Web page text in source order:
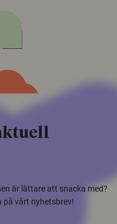
är lättare att snacka med?
på vårt nyhetsbrev!